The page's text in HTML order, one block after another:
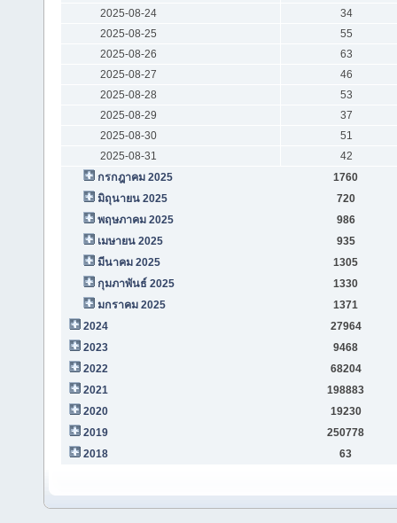
2025-08-24
34
2025-08-25
55
2025-08-26
63
2025-08-27
46
2025-08-28
53
2025-08-29
37
2025-08-30
51
2025-08-31
42
กรกฎาคม 2025
1760
มิถุนายน 2025
720
พฤษภาคม 2025
986
เมษายน 2025
935
มีนาคม 2025
1305
กุมภาพันธ์ 2025
1330
มกราคม 2025
1371
2024
27964
2023
9468
2022
68204
2021
198883
2020
19230
2019
250778
2018
63